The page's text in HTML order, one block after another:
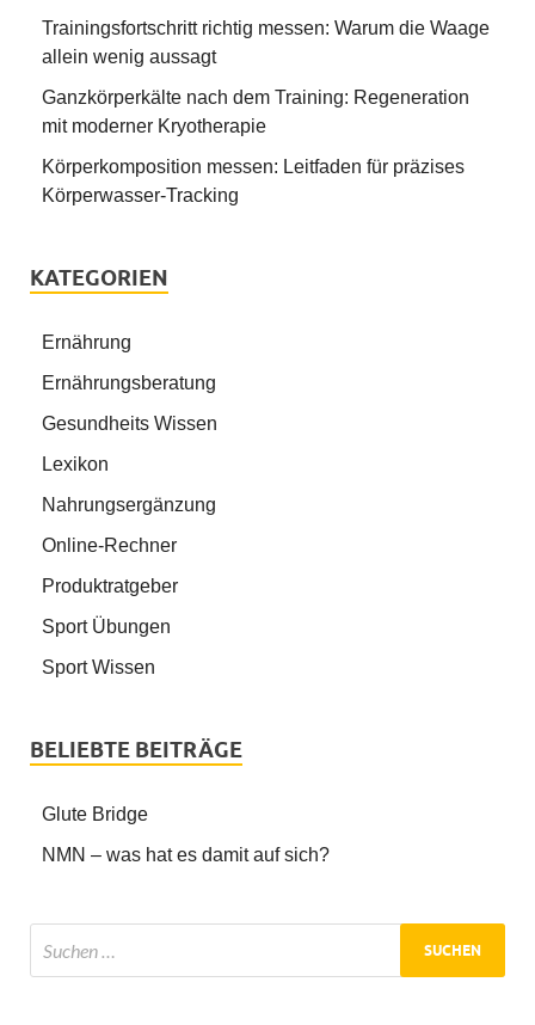
Trainingsfortschritt richtig messen: Warum die Waage
allein wenig aussagt
Ganzkörperkälte nach dem Training: Regeneration
mit moderner Kryotherapie
Körperkomposition messen: Leitfaden für präzises
Körperwasser-Tracking
KATEGORIEN
Ernährung
Ernährungsberatung
Gesundheits Wissen
Lexikon
Nahrungsergänzung
Online-Rechner
Produktratgeber
Sport Übungen
Sport Wissen
BELIEBTE BEITRÄGE
Glute Bridge
NMN – was hat es damit auf sich?